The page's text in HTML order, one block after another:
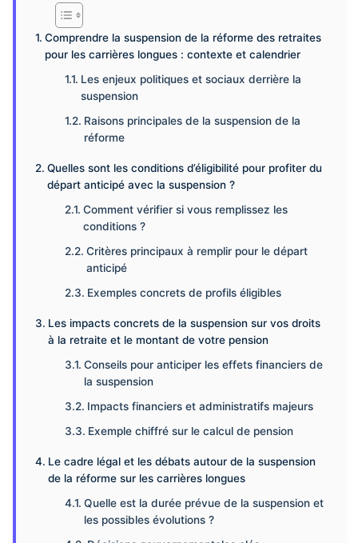
Comprendre la suspension de la réforme des retraites
pour les carrières longues : contexte et calendrier
Les enjeux politiques et sociaux derrière la
suspension
Raisons principales de la suspension de la
réforme
Quelles sont les conditions d’éligibilité pour profiter du
départ anticipé avec la suspension ?
Comment vérifier si vous remplissez les
conditions ?
Critères principaux à remplir pour le départ
anticipé
Exemples concrets de profils éligibles
Les impacts concrets de la suspension sur vos droits
à la retraite et le montant de votre pension
Conseils pour anticiper les effets financiers de
la suspension
Impacts financiers et administratifs majeurs
Exemple chiffré sur le calcul de pension
Le cadre légal et les débats autour de la suspension
de la réforme sur les carrières longues
Quelle est la durée prévue de la suspension et
les possibles évolutions ?